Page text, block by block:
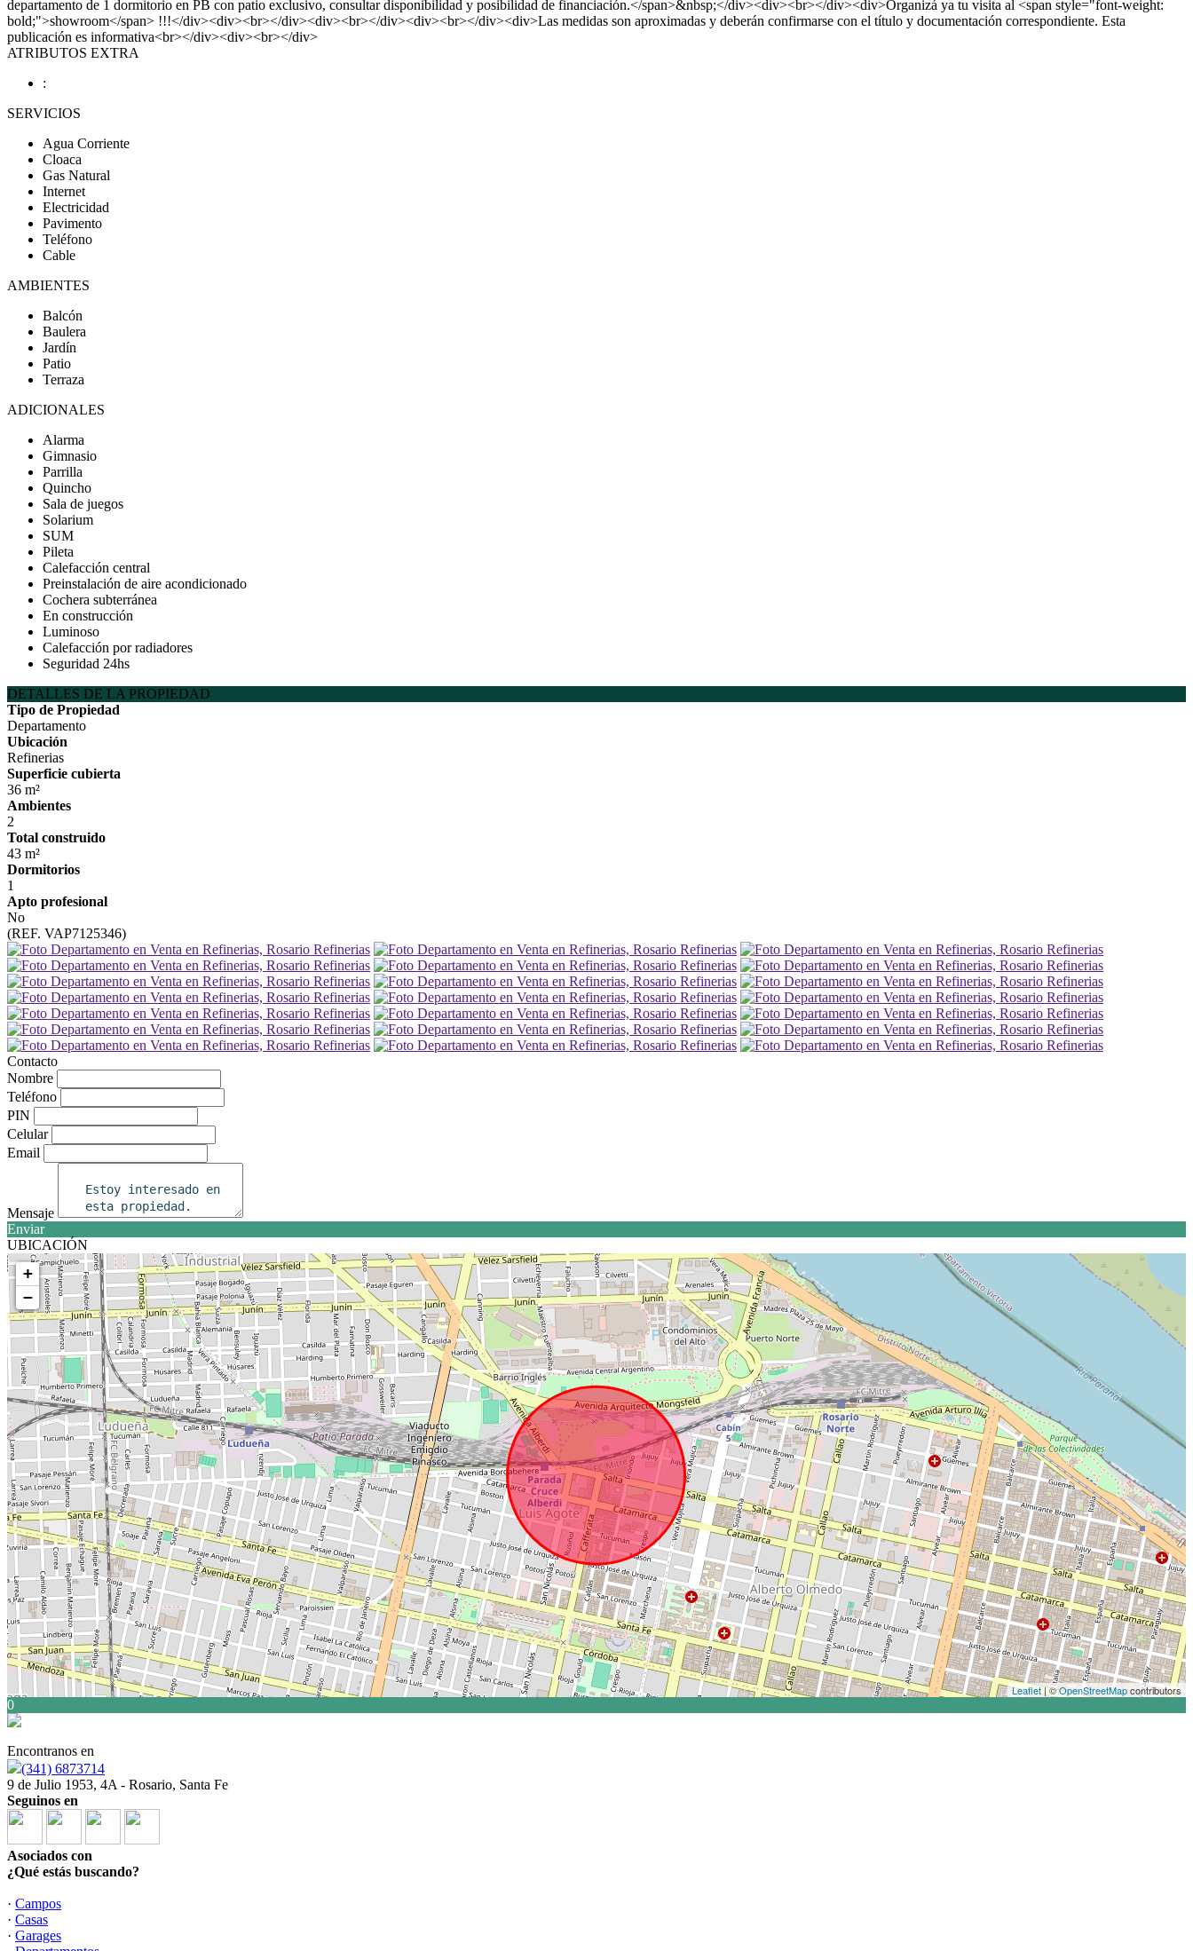
departamento de 1 dormitorio en PB con patio exclusivo, consultar disponibilidad y posibilidad de financiación.</span>&nbsp;</div><div><br></div><div>Organizá ya tu visita al <span style="font-weight:
bold;">showroom</span> !!!</div><div><br></div><div><br></div><div><br></div><div>Las medidas son aproximadas y deberán confirmarse con el título y documentación correspondiente. Esta
publicación es informativa<br></div><div><br></div>
ATRIBUTOS EXTRA
:
SERVICIOS
Agua Corriente
Cloaca
Gas Natural
Internet
Electricidad
Pavimento
Teléfono
Cable
AMBIENTES
Balcón
Baulera
Jardín
Patio
Terraza
ADICIONALES
Alarma
Gimnasio
Parrilla
Quincho
Sala de juegos
Solarium
SUM
Pileta
Calefacción central
Preinstalación de aire acondicionado
Cochera subterránea
En construcción
Luminoso
Calefacción por radiadores
Seguridad 24hs
DETALLES DE LA PROPIEDAD
Tipo de Propiedad
Departamento
Ubicación
Refinerias
Superficie cubierta
36 m²
Ambientes
2
Total construido
43 m²
Dormitorios
1
Apto profesional
No
(REF. VAP7125346)
Contacto
Nombre
Teléfono
PIN
Celular
Email
Mensaje
Enviar
UBICACIÓN
+
−
Leaflet| ©OpenStreetMapcontributors
0
Encontranos en
(341) 6873714
9 de Julio 1953, 4A - Rosario, Santa Fe
Seguinos en
Asociados con
¿Qué estás buscando?
· Campos
· Casas
· Garages